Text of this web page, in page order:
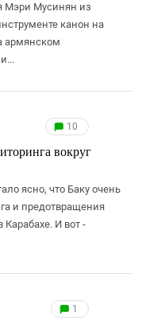
Мэри Мусинян из
канон на
армянском
10
вокруг
ясно, что Баку очень
и предотвращения
И вот -
1